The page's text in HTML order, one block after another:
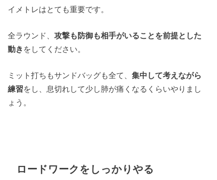
イメトレはとても重要です。
全ラウンド、攻撃も防御も相手がいることを前提とした
動き をしてください。
ミット打ちもサンドバッグも全て、集中して考えながら
練習をし、息切れして少し肺が痛くなるくらいやりまし
ょう。
ロードワークをしっかりやる